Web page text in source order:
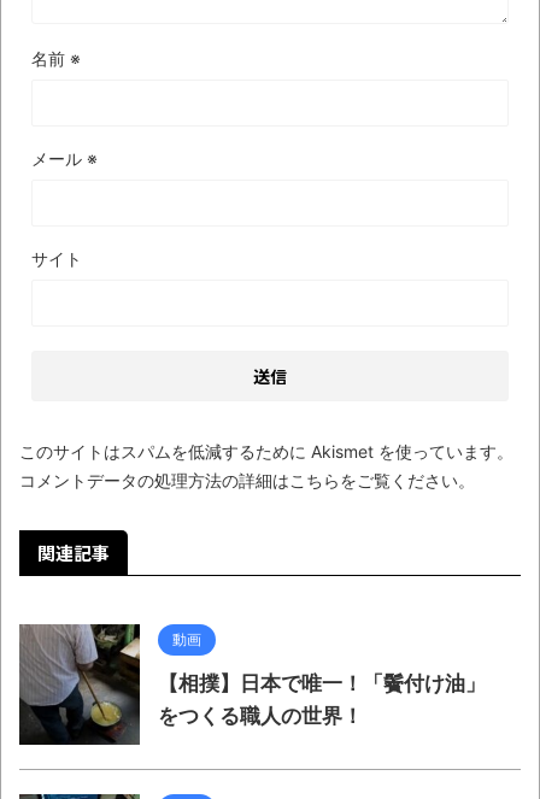
名前 ※
メール ※
サイト
このサイトはスパムを低減するために Akismet を使っています。
コメントデータの処理方法の詳細はこちらをご覧ください。
関連記事
動画
【相撲】日本で唯一！「鬢付け油」
をつくる職人の世界！